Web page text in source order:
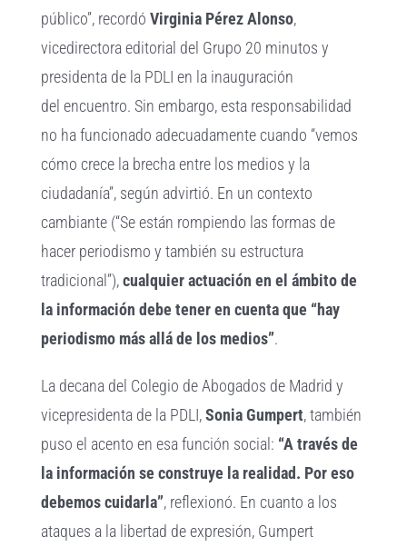
público”, recordóVirginia Pérez Alonso,
vicedirectora editorial del Grupo 20 minutos y
presidenta de la PDLI en la inauguración
del encuentro. Sin embargo, esta responsabilidad
no ha funcionado adecuadamente cuando “vemos
cómo crece la brecha entre los medios y la
ciudadanía”, según advirtió. En un contexto
cambiante (“Se están rompiendo las formas de
hacer periodismo y también su estructura
tradicional”),cualquier actuación en el ámbito de
la información debe tener en cuenta que “hay
periodismo más allá de los medios”.
La decana del Colegio de Abogados de Madrid y
vicepresidenta de la PDLI,Sonia Gumpert, también
puso el acento en esa función social: “A través de
la información se construye la realidad. Por eso
debemos cuidarla”, reflexionó. En cuanto a los
ataques a la libertad de expresión, Gumpert